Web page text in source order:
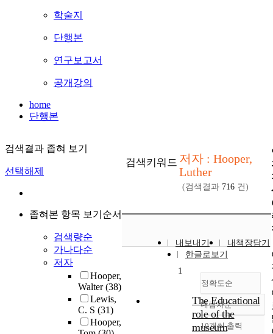
학술지
단행본
연구보고서
공개강의
home
단행본
검색결과 좁혀 보기
선택해제
좁혀본 항목 보기순서
검색량순
가나다순
저자
Hooper,
Walter(38)
Lewis,
C. S (31)
Hooper,
검색키워드 저자 : Hooper,
Luther
(검색결과 716 건)
내보내기
내책장담기
한글로보기
정확도순
정확도
순
내림차순
내림차순
10개씩 출력
1
The Educational
role of the
museum